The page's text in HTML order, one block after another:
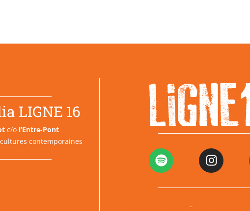
LIGNE 16
c/o l’Entre-Pont
contemporaines
–